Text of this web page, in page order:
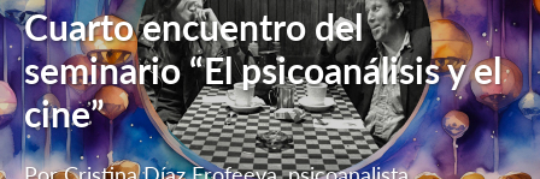
Cuarto encuentro del
seminario “El psicoanálisis y el
cine”